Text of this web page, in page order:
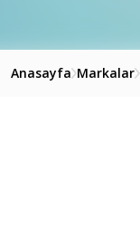
Anasayfa Markalar